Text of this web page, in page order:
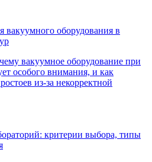
вакуумного оборудования в
вакуумное оборудование при
особого внимания, и как
из-за некорректной
критерии выбора, типы